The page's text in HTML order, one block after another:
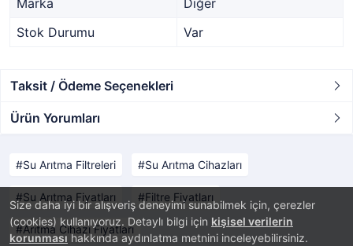
Size daha iyi bir alışveriş deneyimi sunabilmek için, çerezler
(cookies) kullanıyoruz. Detaylı bilgi için kişisel verilerin
korunmasıhakkında aydınlatma metnini inceleyebilirsiniz.
Marka
Diğer
Stok Durumu
Var
Taksit / Ödeme Seçenekleri
Ürün Yorumları
Su Arıtma Filtreleri Su Arıtma Cihazları
Su Arıtma Fiyatları Filtre Fiyatları
Arıtma Cihazı Fiyatları